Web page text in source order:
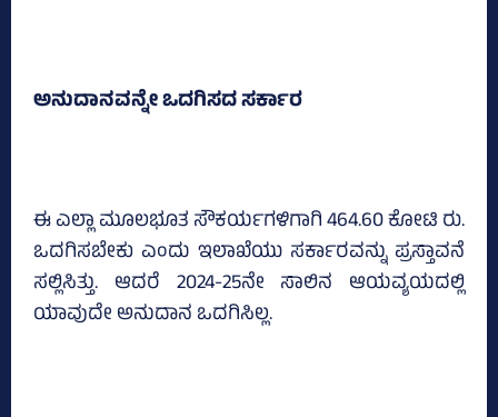
ಅನುದಾನವನ್ನೇ ಒದಗಿಸದ ಸರ್ಕಾರ
ಈ ಎಲ್ಲಾ ಮೂಲಭೂತ ಸೌಕರ್ಯಗಳಿಗಾಗಿ 464.60 ಕೋಟಿ ರು.
ಒದಗಿಸಬೇಕು ಎಂದು ಇಲಾಖೆಯು ಸರ್ಕಾರವನ್ನು ಪ್ರಸ್ತಾವನೆ
ಸಲ್ಲಿಸಿತ್ತು. ಆದರೆ 2024-25ನೇ ಸಾಲಿನ ಆಯವ್ಯಯದಲ್ಲಿ
ಯಾವುದೇ ಅನುದಾನ ಒದಗಿಸಿಲ್ಲ.